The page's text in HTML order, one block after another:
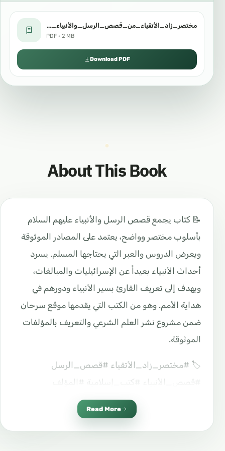
مختصر_زاد_الأتقياء_من_قصص_الرسل_والأنبياء_نسخة_5.pdf
PDF · 2 MB
Download PDF
About This Book
📝 كتاب يجمع قصص الرسل والأنبياء عليهم السلام
بأسلوب مختصر وواضح، يعتمد على المصادر الموثوقة
ويعرض الدروس والعبر التي يحتاجها المسلم. يسرد
أحداث الأنبياء بعيداً عن الإسرائيليات والمبالغات،
ويهدف إلى تعريف القارئ بسير الأنبياء ودورهم في
هداية الأمم. وهو من الكتب التي يقدمها موقع سرحان
ضمن مشروع نشر العلم الشرعي والتعريف بالمؤلفات
الموثوقة.
🏷️ #مختصر_زاد_الأتقياء #قصص_الرسل
#قصص_الأنبياء #كتب_إسلامية #المؤلف
Read More